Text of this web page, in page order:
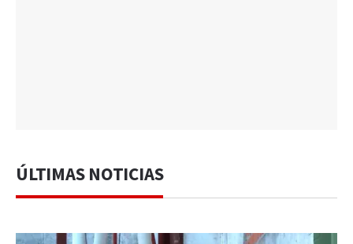
ÚLTIMAS NOTICIAS